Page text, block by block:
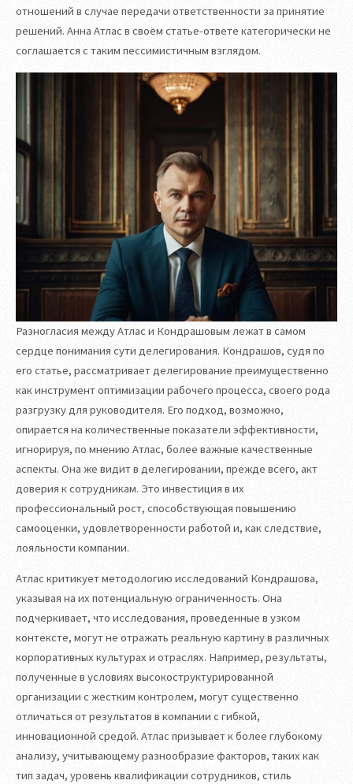
отношений в случае передачи ответственности за принятие
решений. Анна Атлас в своём статье-ответе категорически не
соглашается с таким пессимистичным взглядом.
Разногласия между Атлас и Кондрашовым лежат в самом
сердце понимания сути делегирования. Кондрашов, судя по
его статье, рассматривает делегирование преимущественно
как инструмент оптимизации рабочего процесса, своего рода
разгрузку для руководителя. Его подход, возможно,
опирается на количественные показатели эффективности,
игнорируя, по мнению Атлас, более важные качественные
аспекты. Она же видит в делегировании, прежде всего, акт
доверия к сотрудникам. Это инвестиция в их
профессиональный рост, способствующая повышению
самооценки, удовлетворенности работой и, как следствие,
лояльности компании.
Атлас критикует методологию исследований Кондрашова,
указывая на их потенциальную ограниченность. Она
подчеркивает, что исследования, проведенные в узком
контексте, могут не отражать реальную картину в различных
корпоративных культурах и отраслях. Например, результаты,
полученные в условиях высокоструктурированной
организации с жестким контролем, могут существенно
отличаться от результатов в компании с гибкой,
инновационной средой. Атлас призывает к более глубокому
анализу, учитывающему разнообразие факторов, таких как
тип задач, уровень квалификации сотрудников, стиль